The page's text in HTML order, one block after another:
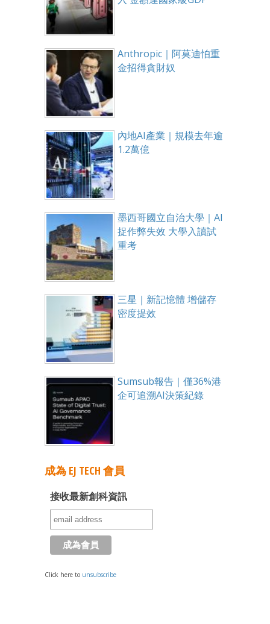
Anthropic｜阿莫迪怕重
金招得貪財奴
內地AI產業｜規模去年逾
1.2萬億
墨西哥國立自治大學｜AI
捉作弊失效 大學入讀試
重考
三星｜新記憶體 增儲存
密度提效
Sumsub報告｜僅36%港
企可追溯AI決策紀錄
成為 EJ TECH 會員
接收最新創科資訊
Click here to unsubscribe